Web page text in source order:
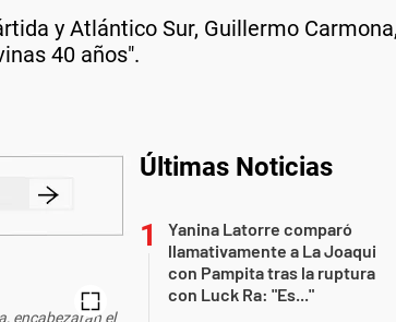
y Atlántico Sur, Guillermo
40 años".
encabezarán el
Últimas Noticias
Yanina Latorre comparó
llamativamente a La Joaqui
con Pampita tras la ruptura
con Luck Ra: "Es..."